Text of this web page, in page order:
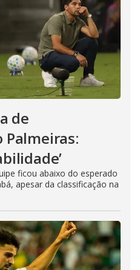
de
Palmeiras:
ficou abaixo do esperado
apesar da classificação na